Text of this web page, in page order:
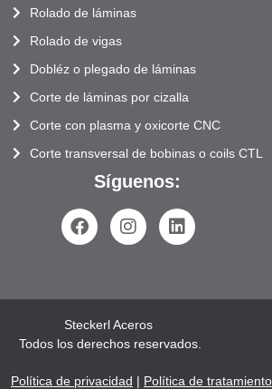
Rolado de láminas
Rolado de vigas
Dobléz o plegado de láminas
Corte de láminas por cizalla
Corte con plasma y oxicorte CNC
Corte transversal de bobinas o coils CTL
Síguenos:
Steckerl Aceros
Todos los derechos reservados.
Política de privacidad | Política de